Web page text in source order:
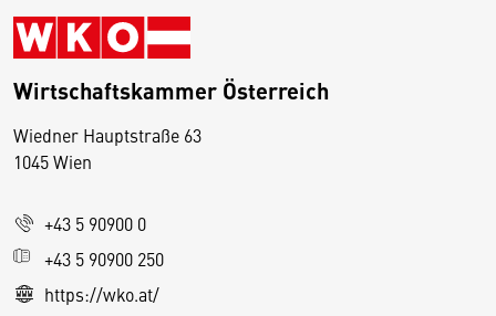
Wirtschaftskammer Österreich
Wiedner Hauptstraße 63
1045 Wien
+43 5 90900 0
+43 5 90900 250
https://wko.at/
D
s
e
S